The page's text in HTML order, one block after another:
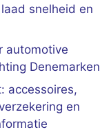
snelheid en
automotive
Denemarken
accessoires,
en